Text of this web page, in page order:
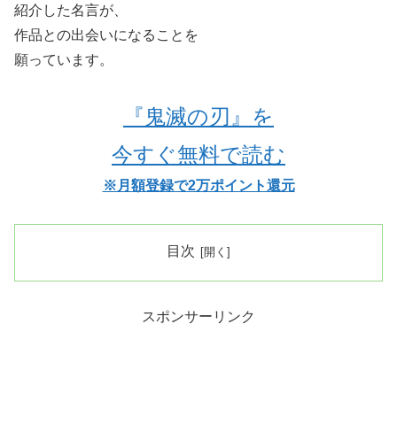
紹介した名言が、
作品との出会いになることを
願っています。
『鬼滅の刃』 を
今すぐ無料で読む
※月額登録で2万ポイント還元
目次
スポンサーリンク